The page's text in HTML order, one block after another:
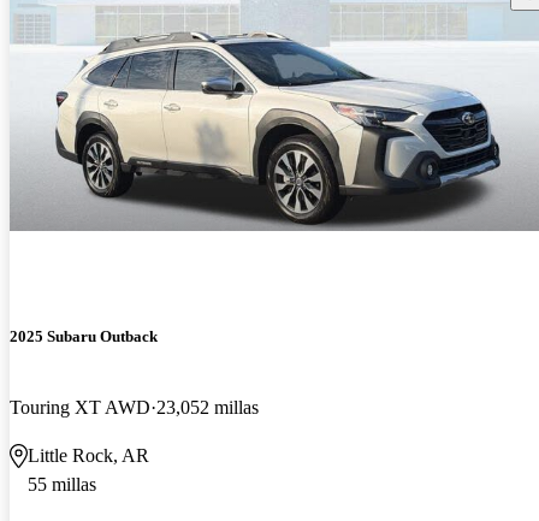
2025 Subaru Outback
Touring XT AWD 23,052 millas
Little Rock, AR
55 millas